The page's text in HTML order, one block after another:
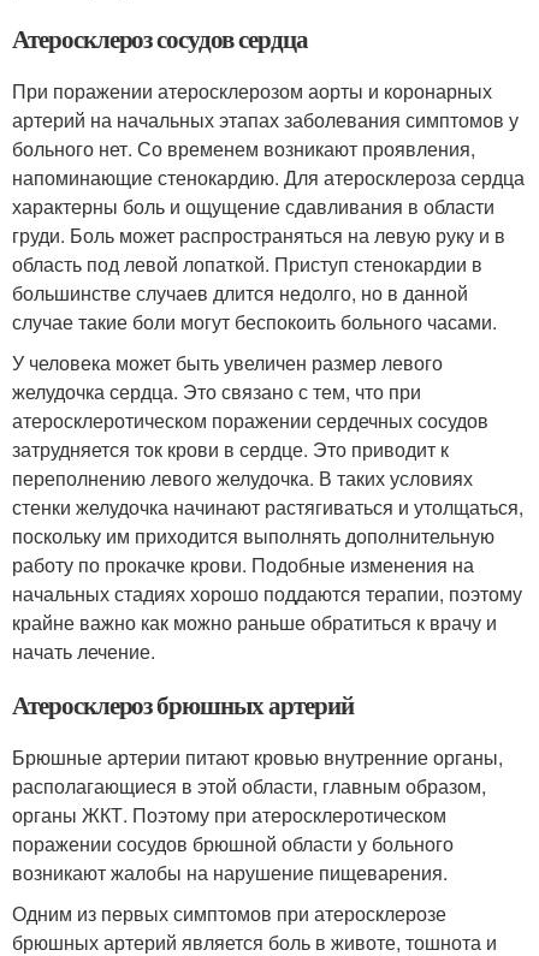
Атеросклероз сосудов сердца
При поражении атеросклерозом аорты и коронарных
артерий на начальных этапах заболевания симптомов у
больного нет. Со временем возникают проявления,
напоминающие стенокардию. Для атеросклероза сердца
характерны боль и ощущение сдавливания в области
груди. Боль может распространяться на левую руку и в
область под левой лопаткой. Приступ стенокардии в
большинстве случаев длится недолго, но в данной
случае такие боли могут беспокоить больного часами.
У человека может быть увеличен размер левого
желудочка сердца. Это связано с тем, что при
атеросклеротическом поражении сердечных сосудов
затрудняется ток крови в сердце. Это приводит к
переполнению левого желудочка. В таких условиях
стенки желудочка начинают растягиваться и утолщаться,
поскольку им приходится выполнять дополнительную
работу по прокачке крови. Подобные изменения на
начальных стадиях хорошо поддаются терапии, поэтому
крайне важно как можно раньше обратиться к врачу и
начать лечение.
Атеросклероз брюшных артерий
Брюшные артерии питают кровью внутренние органы,
располагающиеся в этой области, главным образом,
органы ЖКТ. Поэтому при атеросклеротическом
поражении сосудов брюшной области у больного
возникают жалобы на нарушение пищеварения.
Одним из первых симптомов при атеросклерозе
брюшных артерий является боль в животе, тошнота и